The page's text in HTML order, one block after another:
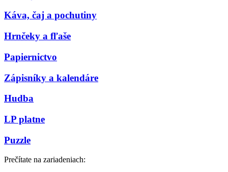
Káva, čaj a pochutiny
Hrnčeky a fľaše
Papiernictvo
Zápisníky a kalendáre
Hudba
LP platne
Puzzle
Prečítate na zariadeniach: